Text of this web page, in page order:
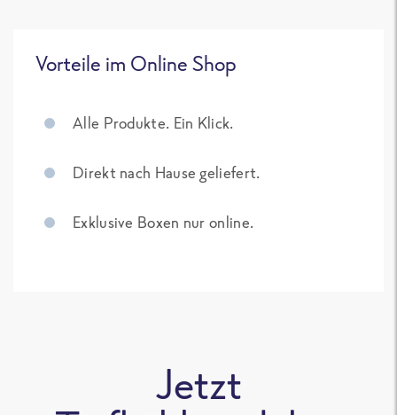
Vorteile im Online Shop
Alle Produkte. Ein Klick.
Direkt nach Hause geliefert.
Exklusive Boxen nur online.
Jetzt